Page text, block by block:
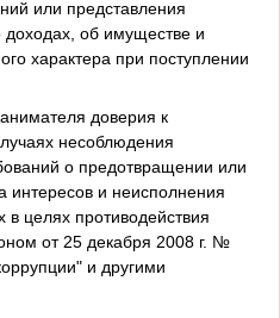
или представления
об имуществе и
характера при поступлении
доверия к
несоблюдения
о предотвращении или
интересов и неисполнения
в целях противодействия
от 25 декабря 2008 г. №
и другими